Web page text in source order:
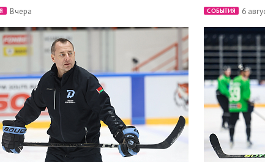
Вчера СОБЫТИЯ 6